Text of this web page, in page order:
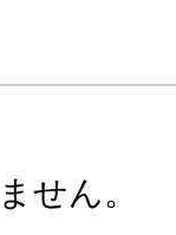
山口街中ア
を提示する
せん。